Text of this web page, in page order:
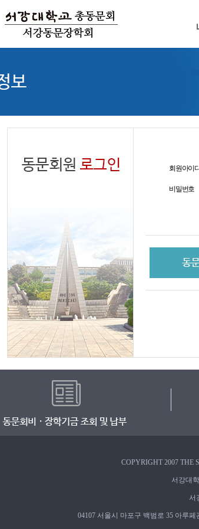
회원아이디
비밀번호
COPYRIGHT 2007 THE
서강대
서
04107 서울시 마포구 백범로 35 아루페